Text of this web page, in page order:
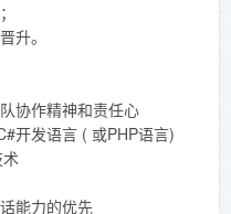
升。
协作精神和责任心
开发语言 ( 或PHP语言)
能力的优先